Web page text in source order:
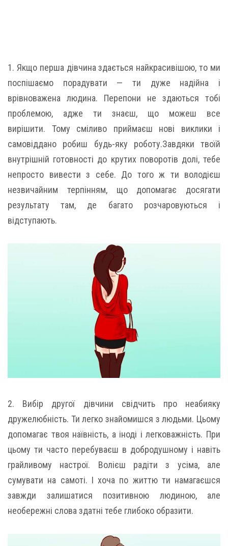
1. Якщо перша дівчина здається найкрасивішою, то ми
поспішаємо порадувати — ти дуже надійна і
врівноважена людина. Перепони не здаються тобі
проблемою, адже ти знаєш, що можеш все
вирішити. Тому сміливо приймаєш нові виклики і
самовіддано робиш будь-яку роботу.Завдяки твоїй
внутрішній готовності до крутих поворотів долі, тебе
непросто вивести з себе. До того ж ти володієш
незвичайним терпінням, що допомагає досягати
результату там, де багато розчаровуються і
відступають.
2. Вибір другої дівчини свідчить про неабияку
дружелюбність. Ти легко знайомишся з людьми. Цьому
допомагає твоя наївність, а іноді і легковажність. При
цьому ти часто перебуваєш в добродушному і навіть
грайливому настрої. Волієш радіти з усіма, але
сумувати на самоті. І хоча по життю ти намагаєшся
завжди залишатися позитивною людиною, але
необережні слова здатні тебе глибоко образити.